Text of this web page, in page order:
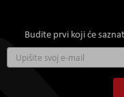
Budite prvi koji će